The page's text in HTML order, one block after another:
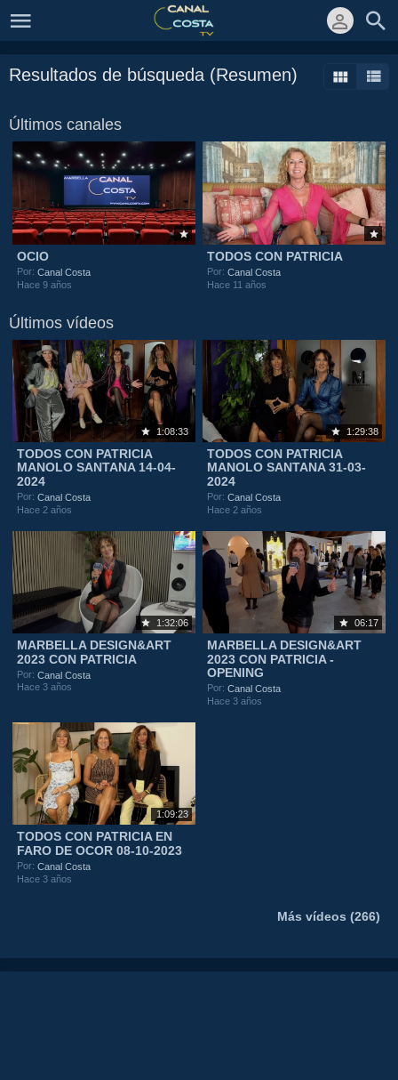
Resultados de búsqueda (Resumen)
Últimos canales
OCIO
Por:Canal Costa
Hace 9 años
TODOS CON PATRICIA
Por:Canal Costa
Hace 11 años
Últimos vídeos
1:08:33
TODOS CON PATRICIA
MANOLO SANTANA 14-04-
2024
Por:Canal Costa
Hace 2 años
1:29:38
TODOS CON PATRICIA
MANOLO SANTANA 31-03-
2024
Por:Canal Costa
Hace 2 años
1:32:06
MARBELLA DESIGN&ART
2023 CON PATRICIA
Por:Canal Costa
Hace 3 años
06:17
MARBELLA DESIGN&ART
2023 CON PATRICIA -
OPENING
Por:Canal Costa
Hace 3 años
1:09:23
TODOS CON PATRICIA EN
FARO DE OCOR 08-10-2023
Por:Canal Costa
Hace 3 años
Más vídeos (266)